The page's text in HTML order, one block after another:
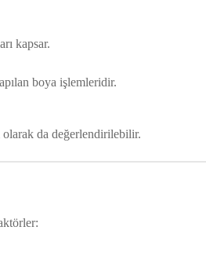
kapsar.
boya işlemleridir.
olarak da değerlendirilebilir.